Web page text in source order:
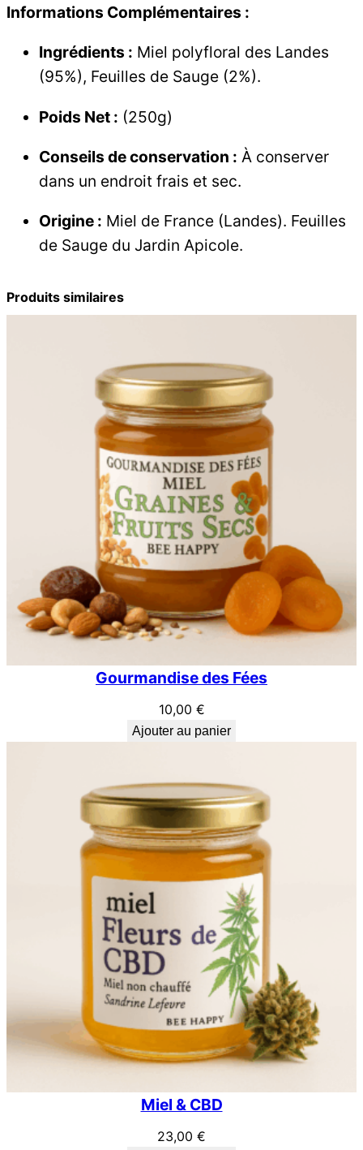
Informations Complémentaires :
Ingrédients : Miel polyfloral des Landes
(95%), Feuilles de Sauge (2%).
Poids Net : (250g)
Conseils de conservation : À conserver
dans un endroit frais et sec.
Origine : Miel de France (Landes). Feuilles
de Sauge du Jardin Apicole.
Produits similaires
Gourmandise des Fées
10,00 €
Ajouter au panier
Miel & CBD
23,00 €